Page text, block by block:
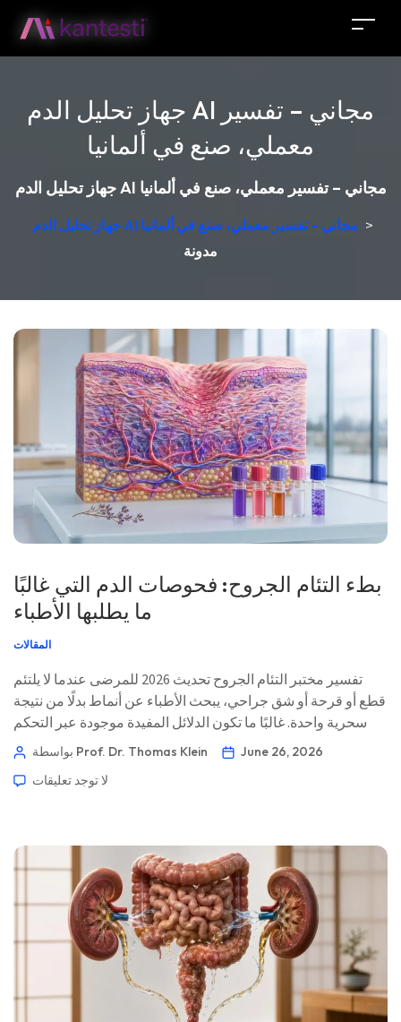
جهاز تحليل الدم AI مجاني – تفسير
معملي، صنع في ألمانيا
جهاز تحليل الدم AI مجاني – تفسير معملي، صنع في ألمانيا
جهاز تحليل الدم AI مجاني – تفسير معملي، صنع في ألمانيا >
مدونة
بطء التئام الجروح: فحوصات الدم التي غالبًا
ما يطلبها الأطباء
المقالات
تفسير مختبر التئام الجروح تحديث 2026 للمرضى عندما لا يلتئم
قطع أو قرحة أو شق جراحي، يبحث الأطباء عن أنماط بدلًا من نتيجة
سحرية واحدة. غالبًا ما تكون الدلائل المفيدة موجودة عبر التحكم
في الجلوكوز، والقدرة على حمل الأكسجين، وحالة البروتين،
والالتهاب، وخطر المناعة. 📖 ~11 دقيقة 📅 26 يونيو 2026 📝 نُشر:
26 يونيو 2026 🩺 […]
بواسطة Prof. Dr. Thomas Klein
June 26, 2026
لا توجد تعليقات